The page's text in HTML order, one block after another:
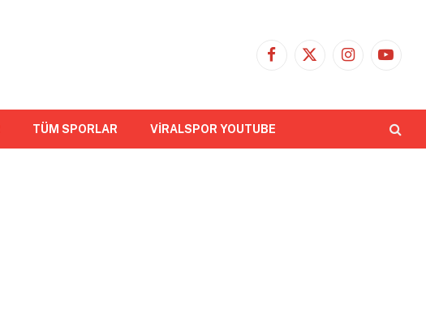
Facebook
X
Instagram
TÜM SPORLAR VİRALSPOR YOUTUBE